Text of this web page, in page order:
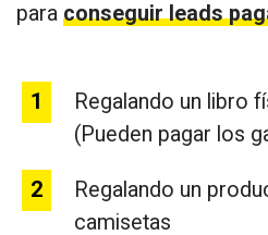
para conseguir leads
Regalando un libro
(Pueden pagar los
Regalando un
camisetas